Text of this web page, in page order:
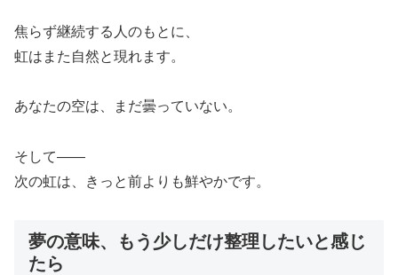
焦らず継続する人のもとに、
虹はまた自然と現れます。
あなたの空は、まだ曇っていない。
そして――
次の虹は、きっと前よりも鮮やかです。
夢の意味、もう少しだけ整理したいと感じ
たら